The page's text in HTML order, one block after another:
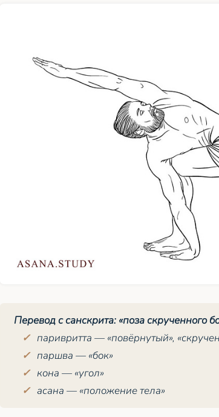
Перевод с санскрита: «поза скрученного
паривритта — «повёрнутый»,
паршва — «бок»
кона — «угол»
асана — «положение тела»